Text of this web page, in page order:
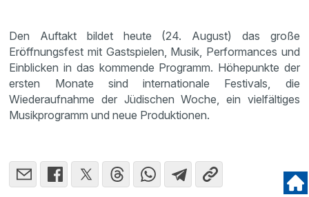
Den Auftakt bildet heute (24. August) das große
Eröffnungsfest mit Gastspielen, Musik, Performances und
Einblicken in das kommende Programm. Höhepunkte der
ersten Monate sind internationale Festivals, die
Wiederaufnahme der Jüdischen Woche, ein vielfältiges
Musikprogramm und neue Produktionen.